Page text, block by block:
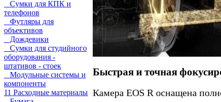
Сумки для КПК и
телефонов
Футляры для
объективов
Дождевики
Сумки для студийного
оборудования -
штативов - стоек
Модульные системы и
компоненты
11 Расходные материалы
Быстрая и точная
Камера EOS R оснащена